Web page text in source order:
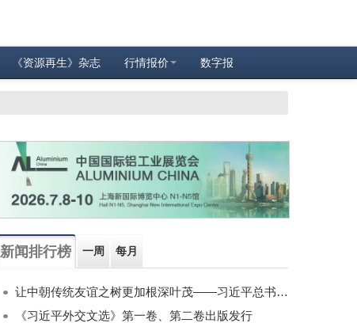
《资源再生》杂志 行情报价 数字报
新闻排行榜 一周 每月
让中朝传统友谊之树更加根深叶茂——习近平总书记对朝鲜进行国事访问纪实
《习近平外交文选》第一卷、第二卷出版发行